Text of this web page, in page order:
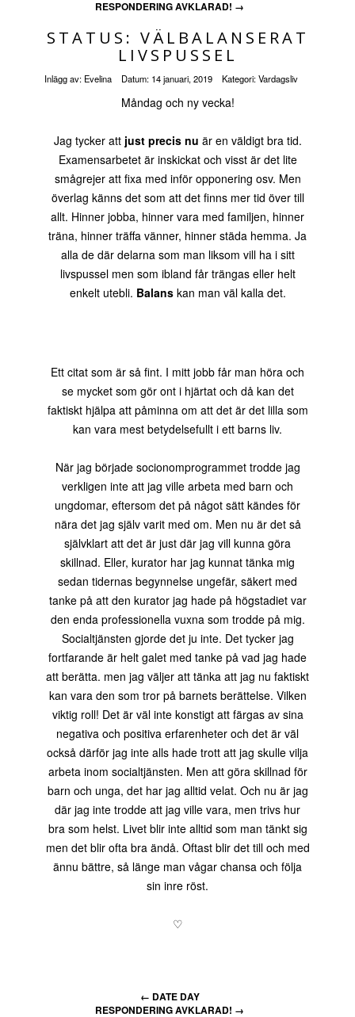
RESPONDERING AVKLARAD! →
STATUS: VÄLBALANSERAT
LIVSPUSSEL
Inlägg av: Evelina Datum: 14 januari, 2019 Kategori:Vardagsliv
Måndag och ny vecka!
Jag tycker att just precis nu är en väldigt bra tid.
Examensarbetet är inskickat och visst är det lite
smågrejer att fixa med inför opponering osv. Men
överlag känns det som att det finns mer tid över till
allt. Hinner jobba, hinner vara med familjen, hinner
träna, hinner träffa vänner, hinner städa hemma. Ja
alla de där delarna som man liksom vill ha i sitt
livspussel men som ibland får trängas eller helt
enkelt utebli. Balanskan man väl kalla det.
Ett citat som är så fint. I mitt jobb får man höra och
se mycket som gör ont i hjärtat och då kan det
faktiskt hjälpa att påminna om att det är det lilla som
kan vara mest betydelsefullt i ett barns liv.
När jag började socionomprogrammet trodde jag
verkligen inte att jag ville arbeta med barn och
ungdomar, eftersom det på något sätt kändes för
nära det jag själv varit med om. Men nu är det så
självklart att det är just där jag vill kunna göra
skillnad. Eller, kurator har jag kunnat tänka mig
sedan tidernas begynnelse ungefär, säkert med
tanke på att den kurator jag hade på högstadiet var
den enda professionella vuxna som trodde på mig.
Socialtjänsten gjorde det ju inte. Det tycker jag
fortfarande är helt galet med tanke på vad jag hade
att berätta. men jag väljer att tänka att jag nu faktiskt
kan vara den som tror på barnets berättelse. Vilken
viktig roll! Det är väl inte konstigt att färgas av sina
negativa och positiva erfarenheter och det är väl
också därför jag inte alls hade trott att jag skulle vilja
arbeta inom socialtjänsten. Men att göra skillnad för
barn och unga, det har jag alltid velat. Och nu är jag
där jag inte trodde att jag ville vara, men trivs hur
bra som helst. Livet blir inte alltid som man tänkt sig
men det blir ofta bra ändå. Oftast blir det till och med
ännu bättre, så länge man vågar chansa och följa
sin inre röst.
♡
← DATE DAY
RESPONDERING AVKLARAD! →